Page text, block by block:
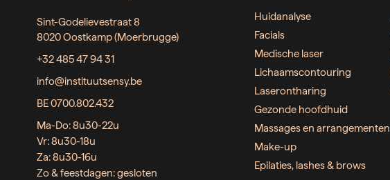
Sint-Godelievestraat 8
8020 Oostkamp (Moerbrugge)
+32 485 47 94 31
info@instituutsensy.be
BE 0700.802.432
Ma-Do: 8u30-22u
Vr: 8u30-18u
Za: 8u30-16u
Zo & feestdagen: gesloten
Huidanalyse
Facials
Medische laser
Lichaamscontouring
Laserontharing
Gezonde hoofdhuid
Massages en arrangementen
Make-up
Epilaties, lashes & brows